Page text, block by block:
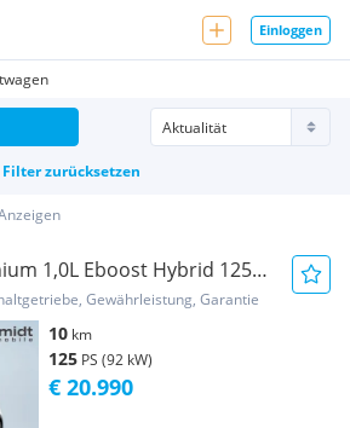
Einloggen
Filter zurücksetzen
1,0L Eboost Hybrid 125PS
Gewährleistung, Garantie
10 km
125 PS (92 kW)
€ 20.990